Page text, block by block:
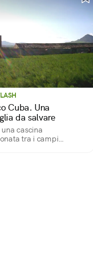
Cuba. Una
da salvare
cascina
tra i campi